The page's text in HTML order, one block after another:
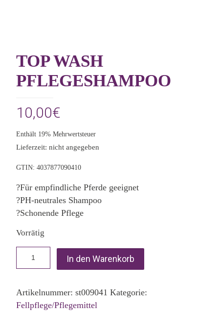
TOP WASH
PFLEGESHAMPOO
10,00€
Enthält 19% Mehrwertsteuer
Lieferzeit: nicht angegeben
GTIN: 4037877090410
?Für empfindliche Pferde geeignet
?PH-neutrales Shampoo
?Schonende Pflege
Vorrätig
In den Warenkorb
Artikelnummer: st009041 Kategorie:
Fellpflege/Pflegemittel